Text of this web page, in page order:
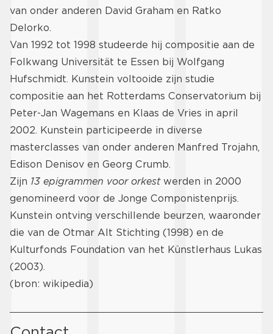
van onder anderen David Graham en Ratko
Delorko.
Van 1992 tot 1998 studeerde hij compositie aan de
Folkwang Universität te Essen bij Wolfgang
Hufschmidt. Kunstein voltooide zijn studie
compositie aan het Rotterdams Conservatorium bij
Peter-Jan Wagemans en Klaas de Vries in april
2002. Kunstein participeerde in diverse
masterclasses van onder anderen Manfred Trojahn,
Edison Denisov en Georg Crumb.
Zijn 13 epigrammen voor orkestwerden in 2000
genomineerd voor de Jonge Componistenprijs.
Kunstein ontving verschillende beurzen, waaronder
die van de Otmar Alt Stichting (1998) en de
Kulturfonds Foundation van het Künstlerhaus Lukas
(2003).
(bron: wikipedia)